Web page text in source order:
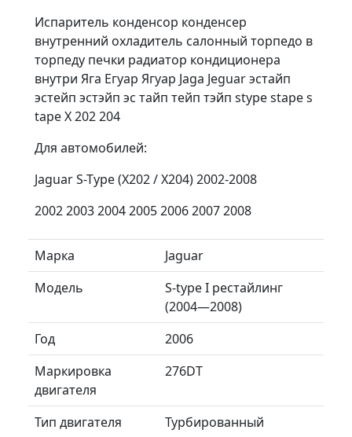
Испаритель конденсор конденсер
внутренний охладитель салонный торпедо в
торпеду печки радиатор кондиционера
внутри Яга Егуар Ягуар Jaga Jeguar эстайп
эстейп эстэйп эс тайп тейп тэйп stype stape s
tape X 202 204
Для автомобилей:
Jaguar S-Type (X202 / X204) 2002-2008
2002 2003 2004 2005 2006 2007 2008
Марка
Jaguar
Модель
S-type I рестайлинг
(2004—2008)
Год
2006
Маркировка
двигателя
276DT
Тип двигателя
Турбированный